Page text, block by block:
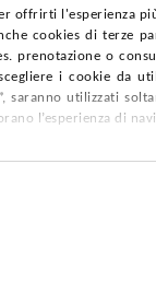
offrirti l'esperienza
cookies di terze
prenotazione o
i cookie da
saranno utilizzati
l’esperienza di
POLICY